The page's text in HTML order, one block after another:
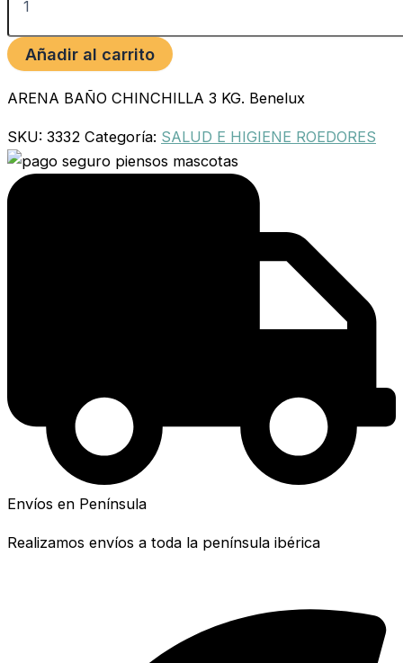
Añadir al carrito
ARENA BAÑO CHINCHILLA 3 KG. Benelux
SKU: 3332 Categoría: SALUD E HIGIENE ROEDORES
Envíos en Península
Realizamos envíos a toda la península ibérica